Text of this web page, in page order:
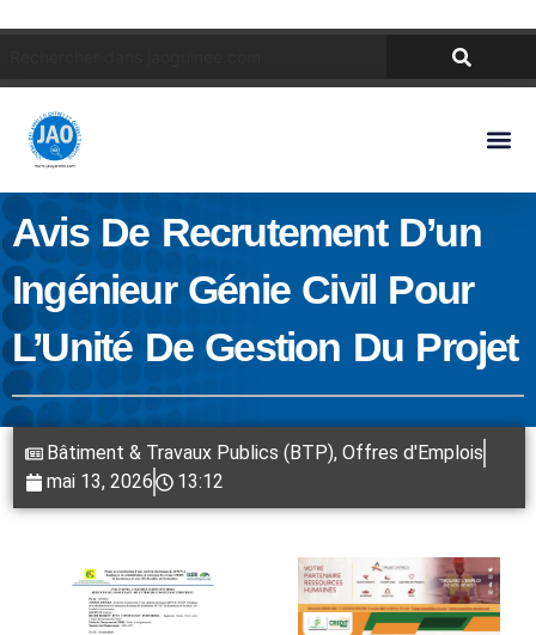
Avis De Recrutement D’un
Ingénieur Génie Civil Pour
L’Unité De Gestion Du Projet
Bâtiment & Travaux Publics (BTP), Offres d'Emplois
mai 13, 2026
13:12